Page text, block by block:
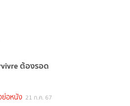
ต้องรอด
ย่อหนัง 21 ก.ค. 67